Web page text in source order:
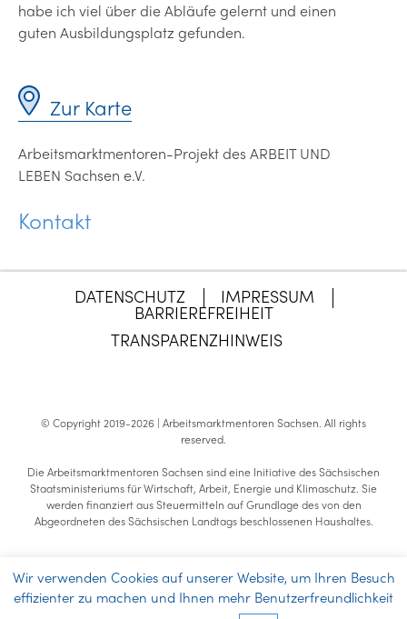
habe ich viel über die Abläufe gelernt und einen
guten Ausbildungsplatz gefunden.
Zur Karte
Arbeitsmarktmentoren-Projekt des ARBEIT UND
LEBEN Sachsen e.V.
Kontakt
DATENSCHUTZ
IMPRESSUM
BARRIEREFREIHEIT
TRANSPARENZHINWEIS
© Copyright 2019-2026 | Arbeitsmarktmentoren Sachsen. All rights
reserved.
Die Arbeitsmarktmentoren Sachsen sind eine Initiative des Sächsischen
Staatsministeriums für Wirtschaft, Arbeit, Energie und Klimaschutz. Sie
werden finanziert aus Steuermitteln auf Grundlage des von den
Abgeordneten des Sächsischen Landtags beschlossenen Haushaltes.
Wir verwenden Cookies auf unserer Website, um Ihren Besuch
effizienter zu machen und Ihnen mehr Benutzerfreundlichkeit